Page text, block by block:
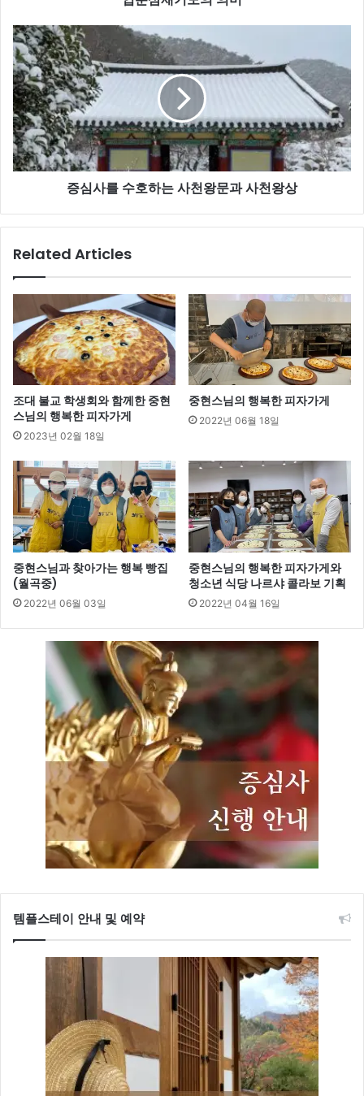
증
심
사
를
수
호
하
는
사
사
증심사를 수호하는 사천왕문과 사천왕상
Related Articles
조대 불교 학생회와 함께한 중현
스님의 행복한 피자가게
2023년 02월 18일
중현스님의 행복한 피자가게
2022년 06월 18일
중현스님과 찾아가는 행복 빵집
(월곡중)
2022년 06월 03일
중현스님의 행복한 피자가게와
청소년 식당 나르샤 콜라보 기획
2022년 04월 16일
템플스테이 안내 및 예약